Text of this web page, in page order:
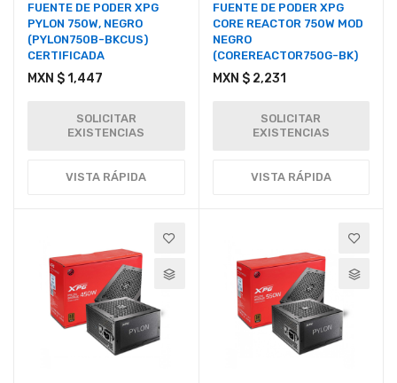
FUENTE DE PODER XPG
PYLON 750W, NEGRO
(PYLON750B-BKCUS)
CERTIFICADA
MXN $ 1,447
SOLICITAR
EXISTENCIAS
VISTA RÁPIDA
FUENTE DE PODER XPG
CORE REACTOR 750W MOD
NEGRO
(COREREACTOR750G-BK)
MXN $ 2,231
SOLICITAR
EXISTENCIAS
VISTA RÁPIDA